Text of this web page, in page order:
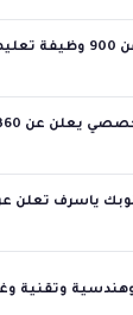
تعلن جامعة القصيم
وتقنية